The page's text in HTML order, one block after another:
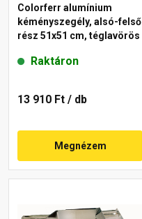
Colorferr alumínium
kéményszegély, alsó-felső
rész 51x51 cm, téglavörös
Raktáron
13 910 Ft / db
Megnézem